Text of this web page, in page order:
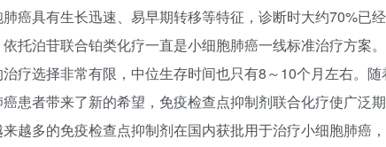
癌具有生长迅速、易早期转移等特征，诊断时大约70%
托泊苷联合铂类化疗一直是小细胞肺癌一线标准治疗方
疗选择非常有限，中位生存时间也只有8～10个月左右。
患者带来了新的希望，免疫检查点抑制剂联合化疗使广
越多的免疫检查点抑制剂在国内获批用于治疗小细胞肺